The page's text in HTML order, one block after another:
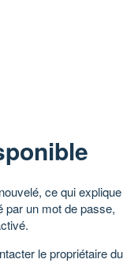
ce qui explique
par un mot de passe,
le propriétaire du